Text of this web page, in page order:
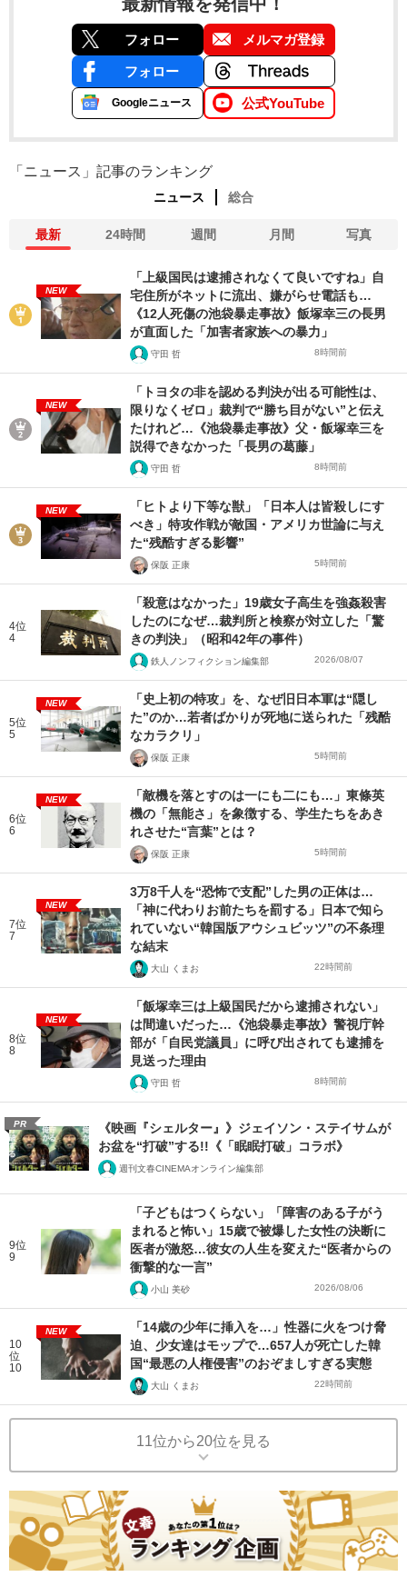
フォロー メルマガ登録
フォロー
Googleニュース 公式YouTube
「ニュース」記事のランキング
ニュース 総合
最新 24時間 週間 月間 写真
NEW
「上級国民は逮捕されなくて良いですね」自
宅住所がネットに流出、嫌がらせ電話も…
《12人死傷の池袋暴走事故》飯塚幸三の長男
が直面した「加害者家族への暴力」
守田 哲 8時間前
NEW
「トヨタの非を認める判決が出る可能性は、
限りなくゼロ」裁判で“勝ち目がない”と伝え
たけれど…《池袋暴走事故》父・飯塚幸三を
説得できなかった「長男の葛藤」
守田 哲 8時間前
NEW
「ヒトより下等な獣」「日本人は皆殺しにす
べき」特攻作戦が敵国・アメリカ世論に与え
た“残酷すぎる影響”
保阪 正康 5時間前
4位
4
「殺意はなかった」19歳女子高生を強姦殺害
したのになぜ…裁判所と検察が対立した「驚
きの判決」（昭和42年の事件）
鉄人ノンフィクション編集部 2026/08/07
5位
5
NEW
「史上初の特攻」を、なぜ旧日本軍は“隠し
た”のか…若者ばかりが死地に送られた「残酷
なカラクリ」
保阪 正康 5時間前
6位
6
NEW
「敵機を落とすのは一にも二にも…」東條英
機の「無能さ」を象徴する、学生たちをあき
れさせた“言葉”とは？
保阪 正康 5時間前
7位
7
NEW
3万8千人を“恐怖で支配”した男の正体は…
「神に代わりお前たちを罰する」日本で知ら
れていない“韓国版アウシュビッツ”の不条理
な結末
大山 くまお 22時間前
8位
8
NEW
「飯塚幸三は上級国民だから逮捕されない」
は間違いだった…《池袋暴走事故》警視庁幹
部が「自民党議員」に呼び出されても逮捕を
見送った理由
守田 哲 8時間前
PR
《映画『シェルター』》ジェイソン・ステイサムが
お盆を“打破”する!!《「眠眠打破」コラボ》
週刊文春CINEMAオンライン編集部
9位
9
「子どもはつくらない」「障害のある子がう
まれると怖い」15歳で被爆した女性の決断に
医者が激怒…彼女の人生を変えた“医者からの
衝撃的な一言”
小山 美砂 2026/08/06
10
位
10
NEW
「14歳の少年に挿入を…」性器に火をつけ脅
迫、少女達はモップで…657人が死亡した韓
国“最悪の人権侵害”のおぞましすぎる実態
大山 くまお 22時間前
11位から20位を見る